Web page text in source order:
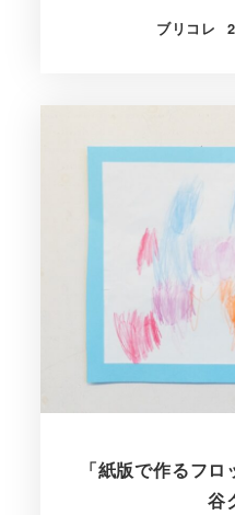
ブリコレ
「紙版で作るフ
谷